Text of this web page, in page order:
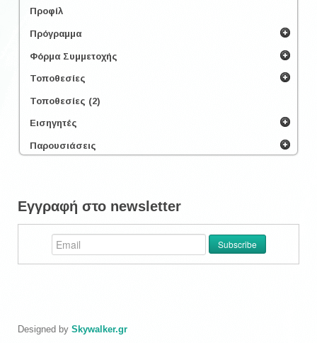
Προφίλ
Πρόγραμμα
Φόρμα Συμμετοχής
Τοποθεσίες
Τοποθεσίες (2)
Εισηγητές
Παρουσιάσεις
Εγγραφή στο newsletter
Designed by Skywalker.gr